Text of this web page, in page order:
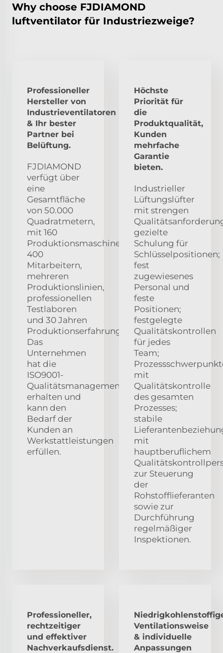
Why choose FJDIAMOND
luftventilator für Industriezweige?
Professioneller
Hersteller von
Industrieventilatoren
& Ihr bester
Partner bei
Belüftung.
FJDIAMOND
verfügt über
eine
Gesamtfläche
von 50.000
Quadratmetern,
mit 160
Produktionsmaschinen,
400
Mitarbeitern,
mehreren
Produktionslinien,
professionellen
Testlaboren
und 30 Jahren
Produktionserfahrung.
Das
Unternehmen
hat die
ISO9001-
Qualitätsmanagementsystemzertifizierung
erhalten und
kann den
Bedarf der
Kunden an
Werkstattleistungen
erfüllen.
Höchste
Priorität für
die
Produktqualität,
Kunden
mehrfache
Garantie
bieten.
Industrieller
Lüftungslüfter
mit strengen
gezielte
Schulung für
Schlüsselpositionen;
fest
zugewiesenes
Personal und
feste
Positionen;
festgelegte
Qualitätskontrollen
für jedes
Team;
mit
Qualitätskontrolle
des gesamten
Prozesses;
stabile
mit
hauptberuflichem
zur Steuerung
der
Rohstofflieferanten
sowie zur
Durchführung
regelmäßiger
Inspektionen.
Professioneller,
rechtzeitiger
und effektiver
Nachverkaufsdienst.
Ventilationsweise
& individuelle
Anpassungen